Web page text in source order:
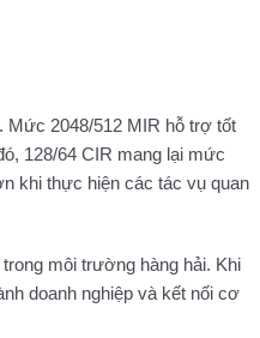
Mức 2048/512 MIR hỗ trợ tốt
128/64 CIR mang lại mức
khi thực hiện các tác vụ quan
môi trường hàng hải. Khi
doanh nghiệp và kết nối cơ